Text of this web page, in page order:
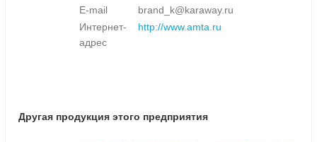
E-mail
brand_k@karaway.ru
Интернет-
адрес
http://www.amta.ru
Другая продукция этого предприятия